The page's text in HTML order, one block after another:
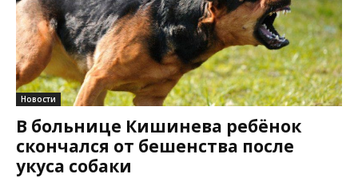
Новости
В больнице Кишинева ребёнок
скончался от бешенства после
укуса собаки